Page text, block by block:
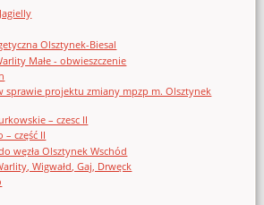
Olsztynek-Biesal
Małe - obwieszczenie
sprawie projektu zmiany mpzp m. Olsztynek
– czesc II
– część II
węzła Olsztynek Wschód
Wigwałd, Gaj, Drwęck